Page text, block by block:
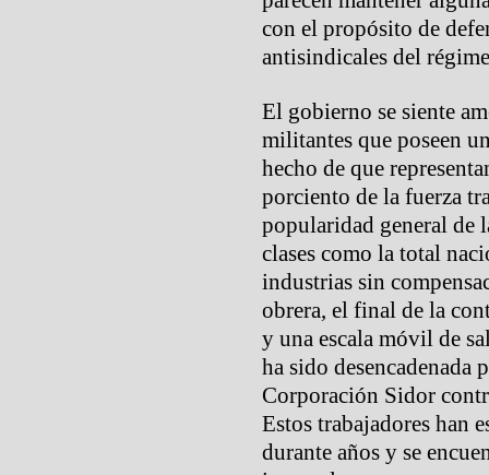
con el propósito de
antisindicales del
El gobierno se siente
militantes que poseen
hecho de que
porciento de la fuerza
popularidad general de
clases como la total
industrias sin
obrera, el final de la
y una escala móvil de
ha sido desencadenada
Corporación Sidor
Estos trabajadores han
durante años y se